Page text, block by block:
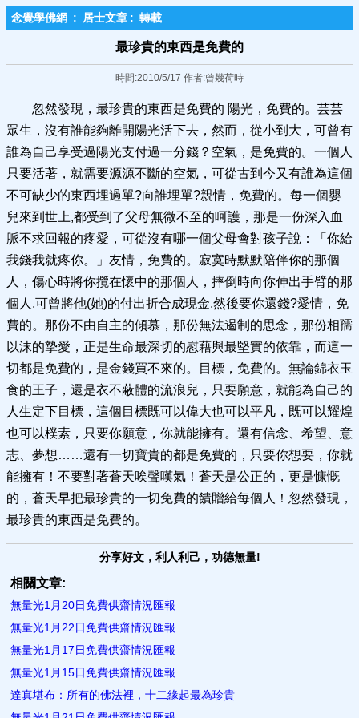
念覺學佛網 : 居士文章 : 轉載
最珍貴的東西是免費的
時間:2010/5/17 作者:曾幾荷時
忽然發現，最珍貴的東西是免費的 陽光，免費的。芸芸
眾生，沒有誰能夠離開陽光活下去，然而，從小到大，可曾有
誰為自己享受過陽光支付過一分錢？空氣，是免費的。一個人
只要活著，就需要源源不斷的空氣，可從古到今又有誰為這個
不可缺少的東西埋過單?向誰埋單?親情，免費的。每一個嬰
兒來到世上,都受到了父母無微不至的呵護，那是一份深入血
脈不求回報的疼愛，可從沒有哪一個父母會對孩子說：「你給
我錢我就疼你。」友情，免費的。寂寞時默默陪伴你的那個
人，傷心時將你攬在懷中的那個人，摔倒時向你伸出手臂的那
個人,可曾將他(她)的付出折合成現金,然後要你還錢?愛情，免
費的。那份不由自主的傾慕，那份無法遏制的思念，那份相孺
以沫的摯愛，正是生命最深切的慰藉與最堅實的依靠，而這一
切都是免費的，是金錢買不來的。目標，免費的。無論錦衣玉
食的王子，還是衣不蔽體的流浪兒，只要願意，就能為自己的
人生定下目標，這個目標既可以偉大也可以平凡，既可以耀煌
也可以樸素，只要你願意，你就能擁有。還有信念、希望、意
志、夢想……還有一切寶貴的都是免費的，只要你想要，你就
能擁有！不要對著蒼天唉聲嘆氣！蒼天是公正的，更是慷慨
的，蒼天早把最珍貴的一切免費的饋贈給每個人！忽然發現，
最珍貴的東西是免費的。
分享好文，利人利己，功德無量!
相關文章:
無量光1月20日免費供齋情況匯報
無量光1月22日免費供齋情況匯報
無量光1月17日免費供齋情況匯報
無量光1月15日免費供齋情況匯報
達真堪布：所有的佛法裡，十二緣起最為珍貴